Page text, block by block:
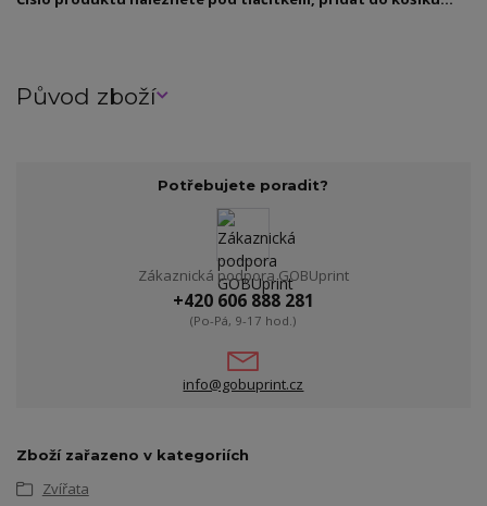
Původ zboží
Potřebujete poradit?
Zákaznická podpora GOBUprint
+420 606 888 281
(Po-Pá, 9-17 hod.)
info@gobuprint.cz
Zboží zařazeno v kategoriích
Zvířata